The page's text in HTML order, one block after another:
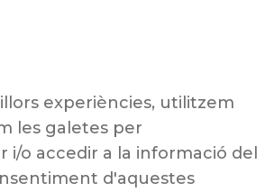
experiències, utilitzem
les galetes per
i/o accedir a la informació del
d'aquestes